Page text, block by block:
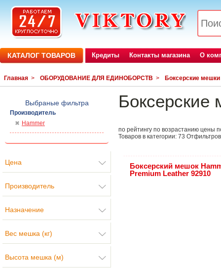
КАТАЛОГ ТОВАРОВ Кредиты Контакты магазина О
Главная > ОБОРУДОВАНИЕ ДЛЯ ЕДИНОБОРСТВ > Боксерские мешки
Выбраные фильтра
Производитель
Hammer
Цена
Производитель
Назначение
Вес мешка (кг)
Высота мешка (м)
Боксерские
по рейтингу по возрастанию цены
Товаров в категории: 73
Боксерский мешок
Premium Leather 92910